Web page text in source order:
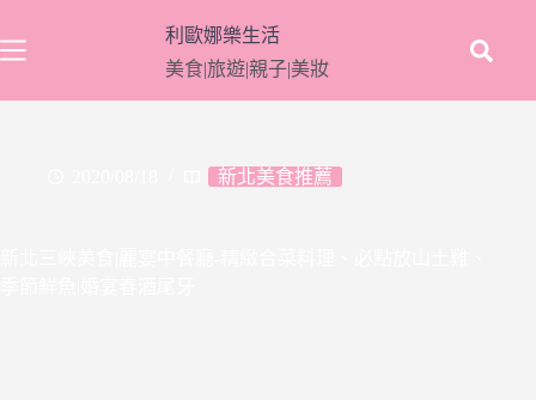
至
要
利歐娜樂生活
美食|旅遊|親子|美妝
新北美食推薦